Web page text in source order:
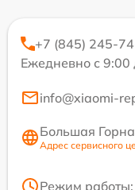
+7 (845) 245-
Ежедневно с 9:00
info@xiaomi-
Большая
Адрес сервисного
Режим работы: